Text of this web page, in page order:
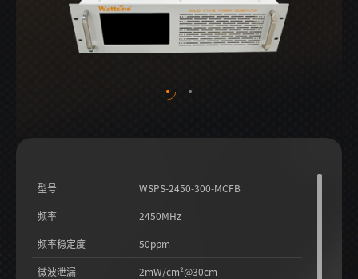
型号 WSPS-2450-300-MCFB
频率 2450MHz
频率稳定度 50ppm
微波泄漏 2mW/cm²@30cm